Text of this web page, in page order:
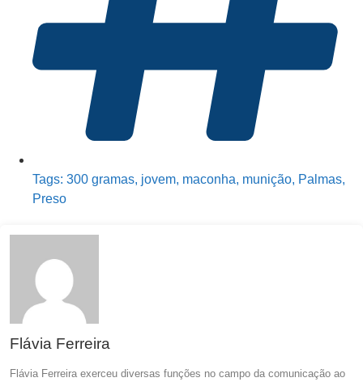
Tags: 300 gramas, jovem, maconha, munição, Palmas,
Preso
Flávia Ferreira
Flávia Ferreira exerceu diversas funções no campo da comunicação ao